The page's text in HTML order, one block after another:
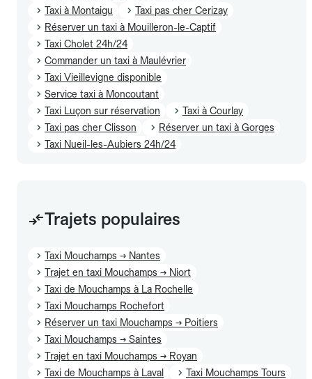
Taxi à Montaigu
Taxi pas cher Cerizay
Réserver un taxi à Mouilleron-le-Captif
Taxi Cholet 24h/24
Commander un taxi à Maulévrier
Taxi Vieillevigne disponible
Service taxi à Moncoutant
Taxi Luçon sur réservation
Taxi à Courlay
Taxi pas cher Clisson
Réserver un taxi à Gorges
Taxi Nueil-les-Aubiers 24h/24
Trajets populaires
Taxi Mouchamps → Nantes
Trajet en taxi Mouchamps → Niort
Taxi de Mouchamps à La Rochelle
Taxi Mouchamps Rochefort
Réserver un taxi Mouchamps → Poitiers
Taxi Mouchamps → Saintes
Trajet en taxi Mouchamps → Royan
Taxi de Mouchamps à Laval
Taxi Mouchamps Tours